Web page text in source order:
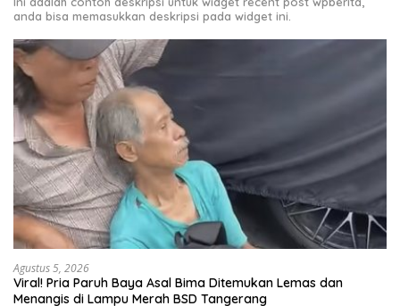
anda bisa memasukkan deskripsi pada widget ini.
Agustus 5, 2026
Viral! Pria Paruh Baya Asal Bima Ditemukan Lemas dan
Menangis di Lampu Merah BSD Tangerang